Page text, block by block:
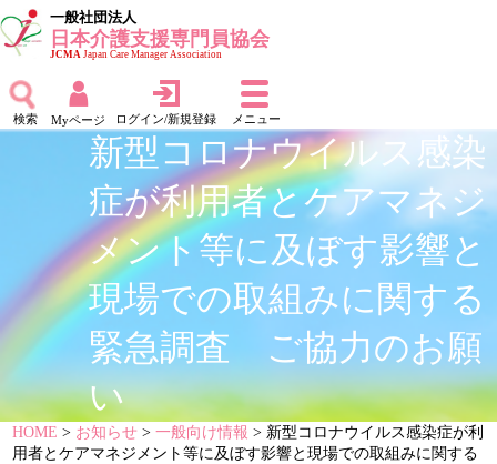
一般社団法人
日本介護支援専門員協会
JCMAJapan Care Manager Association
検索 Myページ ログイン/新規登録 メニュー
新型コロナウイルス感染
症が利用者とケアマネジ
メント等に及ぼす影響と
現場での取組みに関する
緊急調査 ご協力のお願
い
HOME > お知らせ >一般向け情報 > 新型コロナウイルス感染症が利
用者とケアマネジメント等に及ぼす影響と現場での取組みに関する